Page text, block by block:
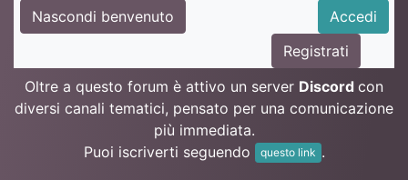
Nascondi benvenuto
Accedi
Registrati
Oltre a questo forum è attivo un server Discord con
diversi canali tematici, pensato per una comunicazione
più immediata.
Puoi iscriverti seguendo
questo link .